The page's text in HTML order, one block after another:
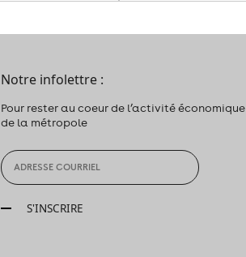
Notre infolettre :
Pour rester au coeur de l’activité économique
de la métropole
S'INSCRIRE